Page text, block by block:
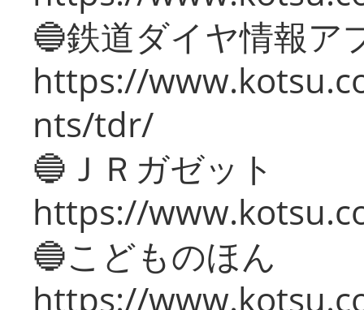
🔵鉄道ダイヤ情報ア
https://
nts/tdr/
🔵ＪＲガゼット
https://
🔵こどものほん
https://